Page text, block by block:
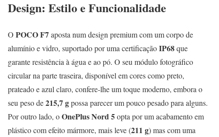
Design: Estilo e Funcionalidade
O POCO F7aposta num design premium com um corpo de
alumínio e vidro, suportado por uma certificaçãoIP68que
garante resistência à água e ao pó. O seu módulo fotográfico
circular na parte traseira, disponível em cores como preto,
prateado e azul claro, confere-lhe um toque moderno, embora o
seu peso de215,7 gpossa parecer um pouco pesado para alguns.
Por outro lado, oOnePlus Nord 5opta por um acabamento em
plástico com efeito mármore, mais leve (211 g) mas com uma